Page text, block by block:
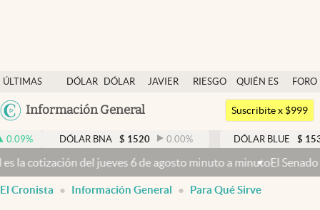
ÚLTIMAS
NOTICIAS
DÓLAR
DÓLAR
JAVIER
RIESGO
QUIÉN ES
QUIÉN
FORO
Argentina
México
Información General
Dólar
Members
Economía y Política
Finanzas y Mercados
Mercados Online
Suscribite x $999
DÓLAR BNA $ 1520 0.00% DÓLAR BLUE $ 1530 -0.65
6 de agosto minuto a minutoEl Senado busca aprobar la Ley
El Cronista Información General Para Qué Sirve